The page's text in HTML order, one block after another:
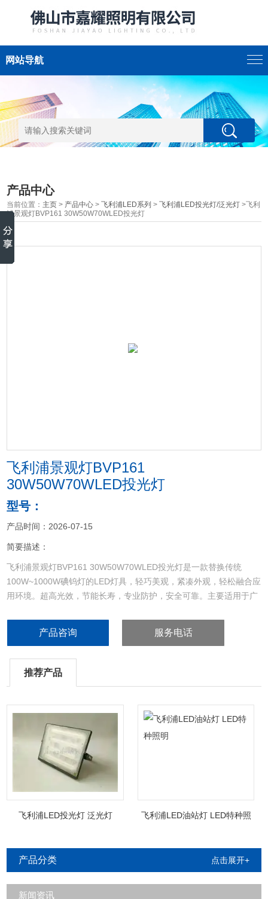
网站导航
产品中心
当前位置： 主页 > 产品中心 >飞利浦LED系列 >飞利浦LED投光灯/泛光灯 >飞利
浦景观灯BVP161 30W50W70WLED投光灯
飞利浦景观灯BVP161
30W50W70WLED投光灯
型号：
产品时间：2026-07-15
简要描述：
飞利浦景观灯BVP161 30W50W70WLED投光灯是一款替换传统
100W~1000W碘钨灯的LED灯具，轻巧美观，紧凑外观，轻松融合应
用环境。超高光效，节能长寿，专业防护，安全可靠。主要适用于广
产品咨询 服务电话
推荐产品
飞利浦LED投光灯 泛光灯
飞利浦LED油站灯 LED特种照
产品分类 点击展开+
新闻资讯